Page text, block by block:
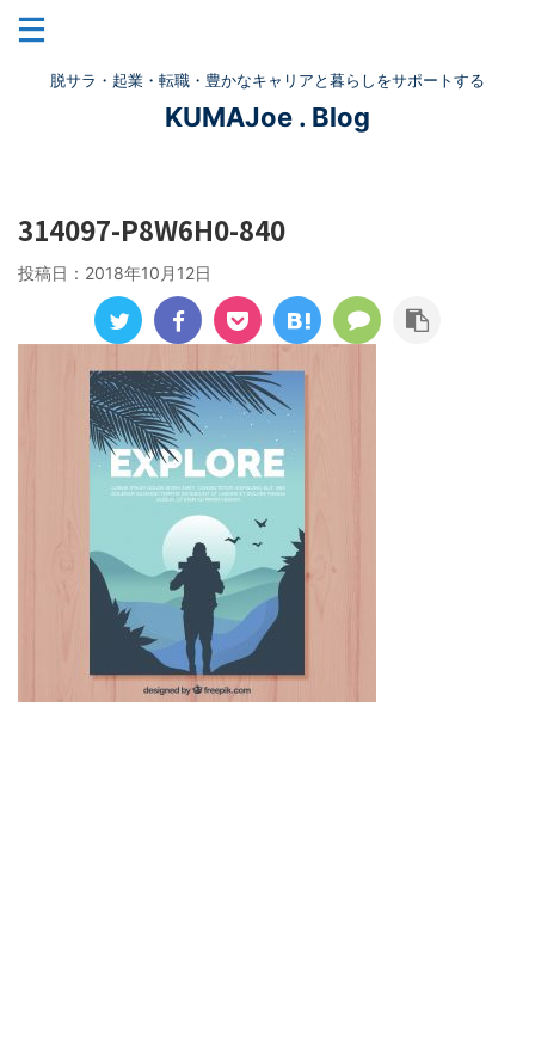
脱サラ・起業・転職・豊かなキャリアと暮らしをサポートする
KUMAJoe . Blog
314097-P8W6H0-840
投稿日： 2018年10月12日